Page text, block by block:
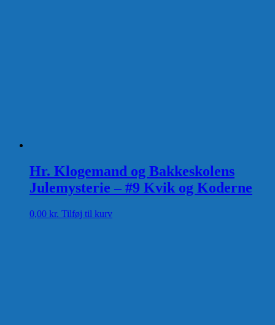
Hr. Klogemand og Bakkeskolens
Julemysterie – #9 Kvik og Koderne
0,00 kr. Tilføj til kurv